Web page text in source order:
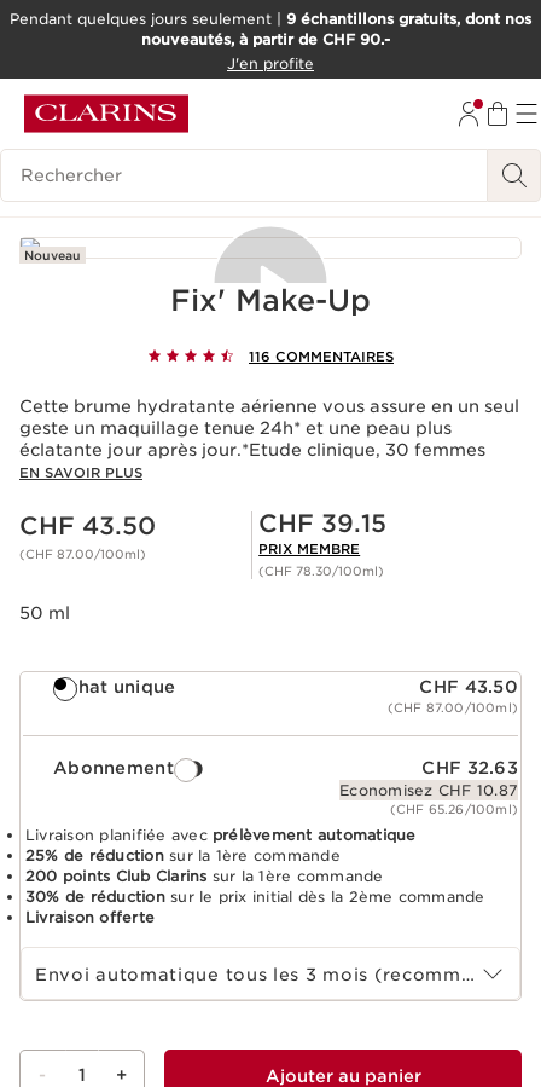
ALLER AU CONTENU
OUTIL D'ACCESSIBILITÉ
Pendant quelques jours seulement | 9 échantillons gratuits, dont nos
nouveautés, à partir de CHF 90.-
J'en profite
Historique des recherches
Nouveau
La lecture de cette vidéo entraîne le dépôt de cookies
de la part de Youtube, ayant pour finalité le
fonctionnement du service ainsi que la publicité
personnalisée. Pour en savoir plus, nous vous invitons à
Si vous souhaitez lire la vidéo, vous devez donner votre
accord en cliquant ci-dessous.
Lire la video
Fix' Make-Up
116 COMMENTAIRES
Cette brume hydratante aérienne vous assure en un seul
geste un maquillage tenue 24h* et une peau plus
éclatante jour après jour.*Etude clinique, 30 femmes
EN SAVOIR PLUS
Nouveau prix CHF 43.50
CHF 43.50
(CHF 87.00/100ml)
Prix Sérénité CHF 39.15
CHF 39.15
PRIX MEMBRE
(CHF 78.30/100ml)
50 ml
Achat unique CHF 43.50
(CHF 87.00/100ml)
Abonnement CHF 32.63
Economisez CHF 10.87
(CHF 65.26/100ml)
Livraison planifiée avec prélèvement automatique
25% de réduction sur la 1ère commande
200 points Club Clarins sur la 1ère commande
30% de réductionsur le prix initial dès la 2ème commande
Livraison offerte
Sélectionnez la durée de l'abonnement
Envoi automatique tous les 3 mois (recommandé)
- 1 + Ajouter au panier